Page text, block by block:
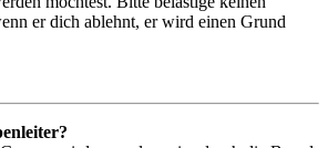
er dich ablehnt, er wird einen Grund